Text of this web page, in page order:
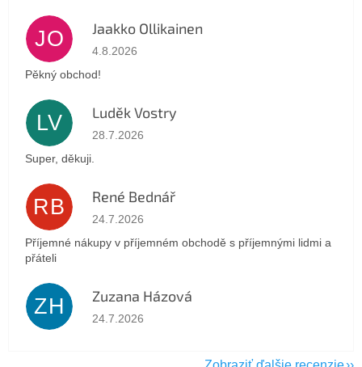
JO Jaakko Ollikainen
Hodnotenie obchodu je 5 z 5 hviezdičiek.
4.8.2026
Pěkný obchod!
LV Luděk Vostry
Hodnotenie obchodu je 5 z 5 hviezdičiek.
28.7.2026
Super, děkuji.
RB René Bednář
Hodnotenie obchodu je 5 z 5 hviezdičiek.
24.7.2026
Příjemné nákupy v příjemném obchodě s příjemnými lidmi a
přáteli
ZH Zuzana Házová
Hodnotenie obchodu je 5 z 5 hviezdičiek.
24.7.2026